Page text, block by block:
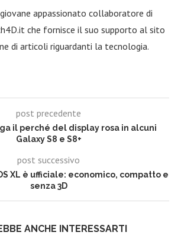
appassionato collaboratore di
che fornisce il suo supporto al sito
di articoli riguardanti la tecnologia.
post precedente
il perché del display rosa in alcuni
Galaxy S8 e S8+
post successivo
XL è ufficiale: economico, compatto e
senza 3D
ANCHE INTERESSARTI